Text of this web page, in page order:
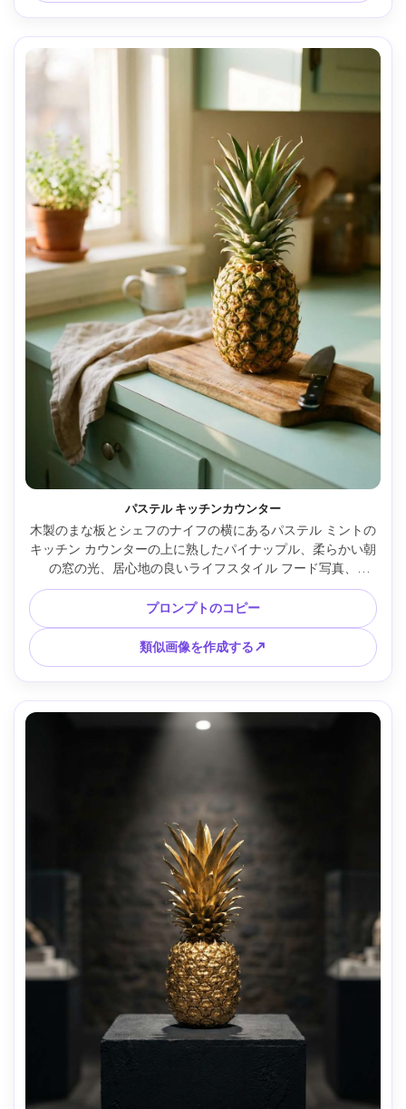
パステル キッチンカウンター
木製のまな板とシェフのナイフの横にあるパステル ミントの
キッチン カウンターの上に熟したパイナップル、柔らかい朝
の窓の光、居心地の良いライフスタイル フード写真、
35mm、f/2.5 で撮影、優しいボケ、温かみのあるハイライ
ト、フォトリアル、自然な乱雑さを最小限に抑えた --ar 4:5
プロンプトのコピー
類似画像を作成する↗